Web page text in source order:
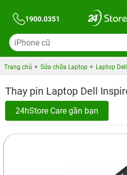
1900.0351
Trang chủ Sửa chữa Laptop Laptop Dell
Thay pin Laptop Dell
24hStore Care gần bạn